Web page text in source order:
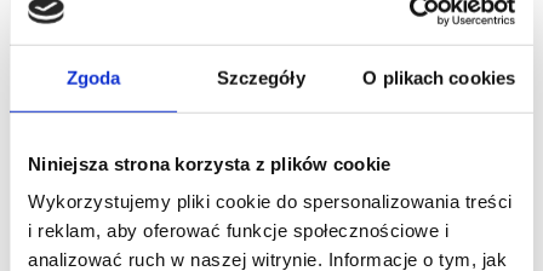
Zgoda Szczegóły O plikach cookies
Niniejsza strona korzysta z plików cookie
Wykorzystujemy pliki cookie do spersonalizowania treści
i reklam, aby oferować funkcje społecznościowe i
analizować ruch w naszej witrynie. Informacje o tym, jak
Szpilka
Profil tiktok Czerwona Szpilka
Profil youtube Czerwona
Szpilka